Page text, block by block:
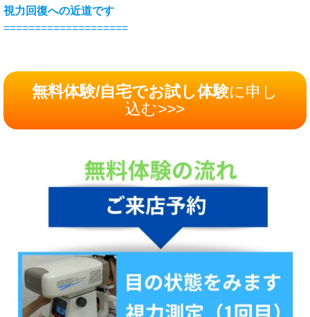
視力回復への近道です
====================
無料体験/自宅でお試し体験に申し
込む>>>